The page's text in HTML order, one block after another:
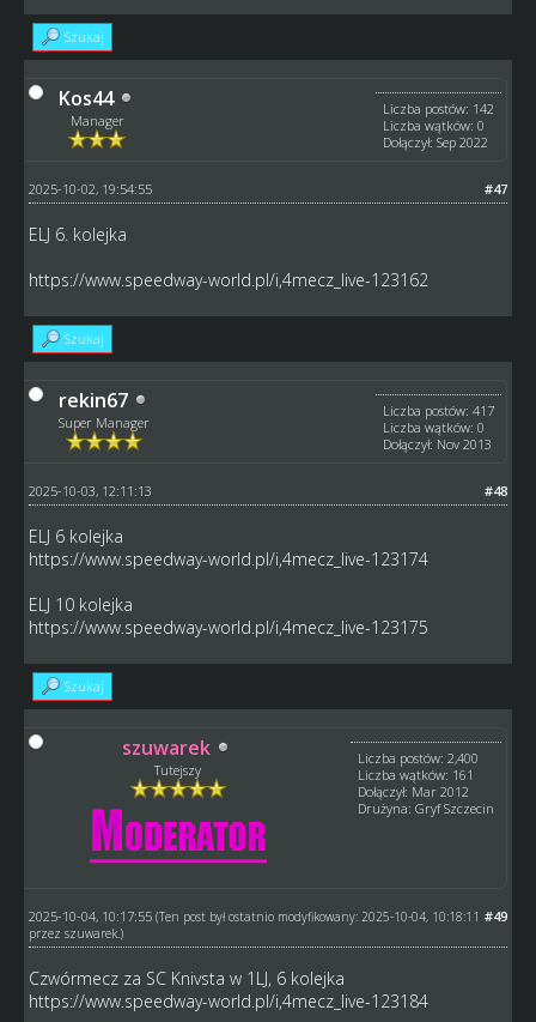
Szukaj
Kos44
Manager
Liczba postów: 142
Liczba wątków: 0
Dołączył: Sep 2022
#47
2025-10-02, 19:54:55
ELJ 6. kolejka
https://www.speedway-world.pl/i,4mecz_live-123162
Szukaj
rekin67
Super Manager
Liczba postów: 417
Liczba wątków: 0
Dołączył: Nov 2013
#48
2025-10-03, 12:11:13
ELJ 6 kolejka
https://www.speedway-world.pl/i,4mecz_live-123174
ELJ 10 kolejka
https://www.speedway-world.pl/i,4mecz_live-123175
Szukaj
szuwarek
Tutejszy
Liczba postów: 2,400
Liczba wątków: 161
Dołączył: Mar 2012
Drużyna: Gryf Szczecin
#49
2025-10-04, 10:17:55 (Ten post był ostatnio modyfikowany: 2025-10-04, 10:18:11
przez szuwarek.)
Czwórmecz za SC Knivsta w 1LJ, 6 kolejka
https://www.speedway-world.pl/i,4mecz_live-123184